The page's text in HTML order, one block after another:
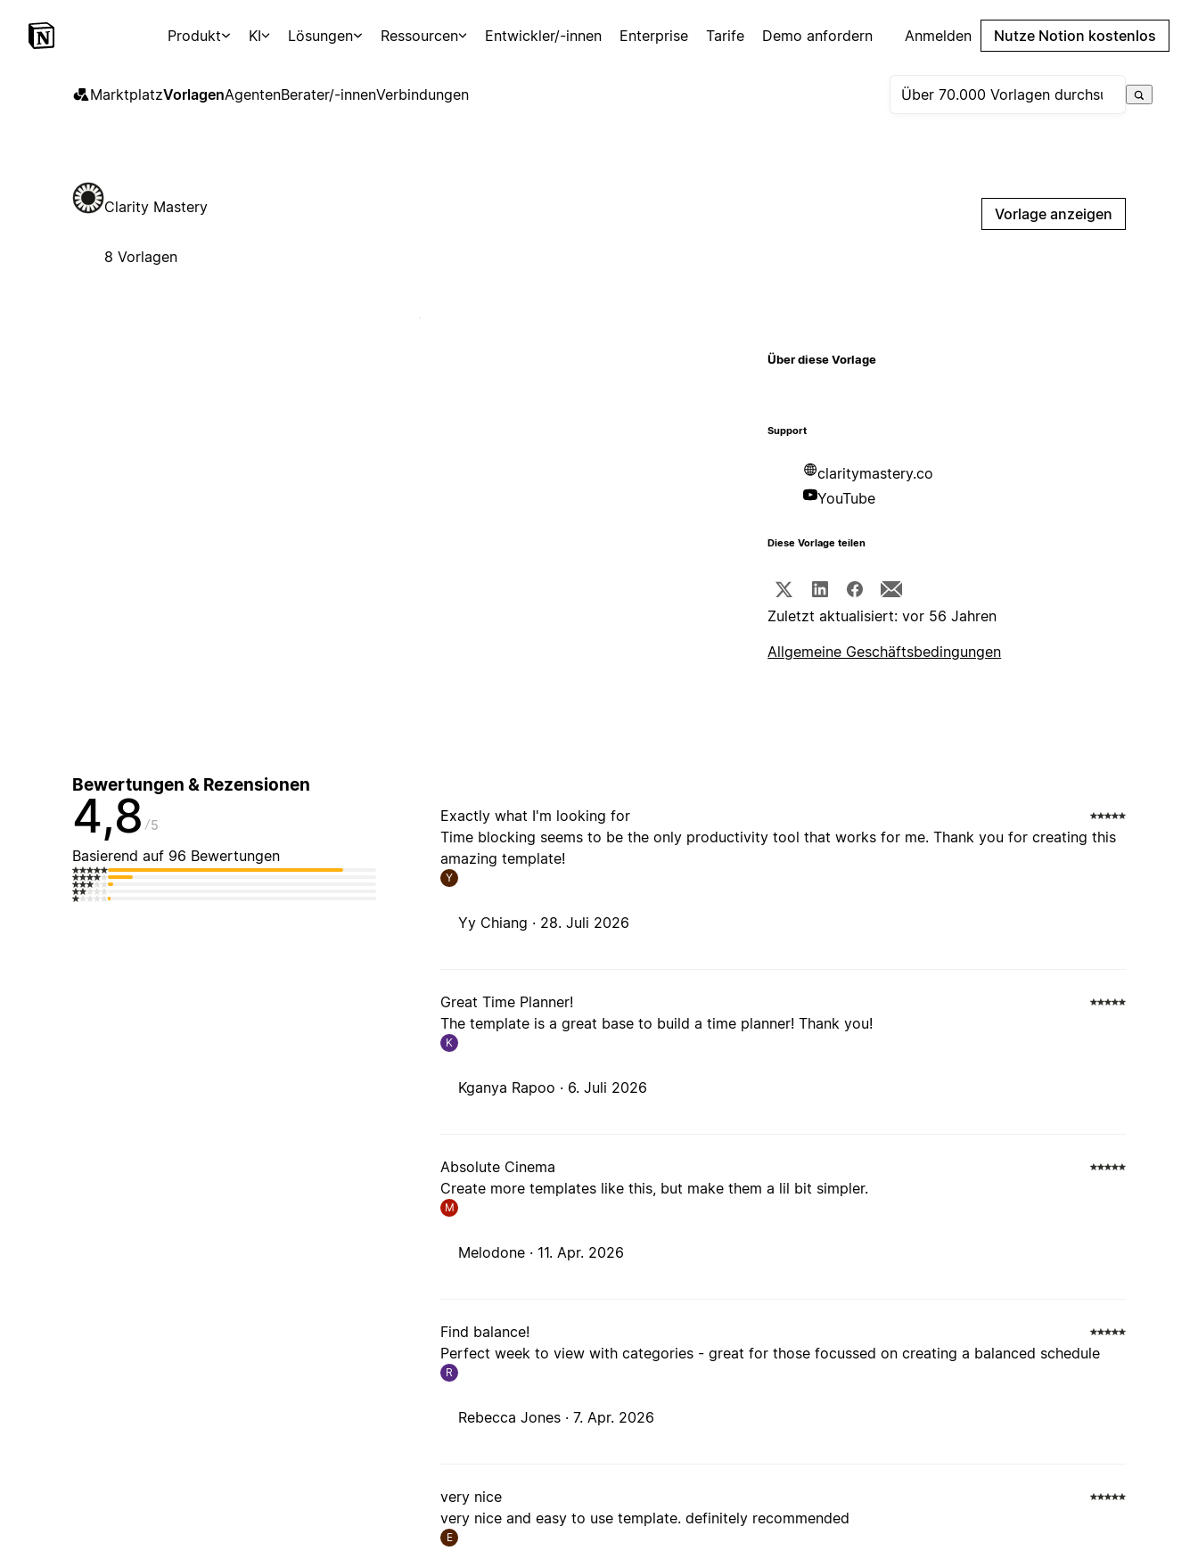
Produkt KI Lösungen Ressourcen Entwickler/-innen Enterprise Tarife Demo anfordern Anmelden Nutze Notion kostenlos
MarktplatzVorlagenAgentenBerater/-innenVerbindungen
Clarity Mastery
8 Vorlagen
Vorlage anzeigen
Über diese Vorlage
Support
claritymastery.co
YouTube
Diese Vorlage teilen
Zuletzt aktualisiert: vor 56 Jahren
Allgemeine Geschäftsbedingungen
Bewertungen & Rezensionen
4,8 5
Basierend auf 96 Bewertungen
Exactly what I'm looking for
Time blocking seems to be the only productivity tool that works for me. Thank you for creating this
amazing template!
Y
Yy Chiang · 28. Juli 2026
Great Time Planner!
The template is a great base to build a time planner! Thank you!
K
Kganya Rapoo · 6. Juli 2026
Absolute Cinema
Create more templates like this, but make them a lil bit simpler.
M
Melodone · 11. Apr. 2026
Find balance!
Perfect week to view with categories - great for those focussed on creating a balanced schedule
R
Rebecca Jones ·7. Apr. 2026
very nice
very nice and easy to use template. definitely recommended
E